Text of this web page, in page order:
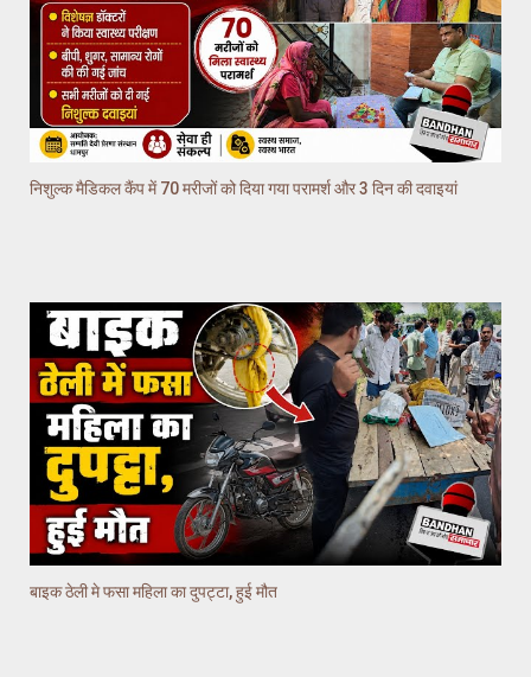
निशुल्क मैडिकल कैंप में 70 मरीजों को दिया गया परामर्श और 3 दिन की दवाइयां
बाइक ठेली मे फसा महिला का दुपट्टा, हुई मौत